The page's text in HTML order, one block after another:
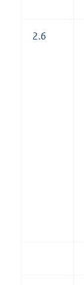
2.6